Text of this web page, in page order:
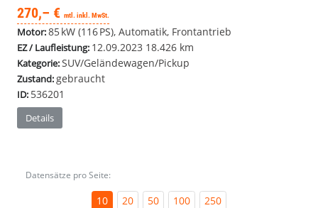
270,– € mtl. inkl. MwSt.
Motor:85 kW (116 PS), Automatik, Frontantrieb
EZ / Laufleistung: 12.09.2023 18.426 km
Kategorie:SUV/Geländewagen/Pickup
Zustand:gebraucht
ID: 536201
Details
Datensätze pro Seite:
10 20 50 100 250